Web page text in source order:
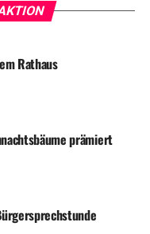
Rathaus
prämiert